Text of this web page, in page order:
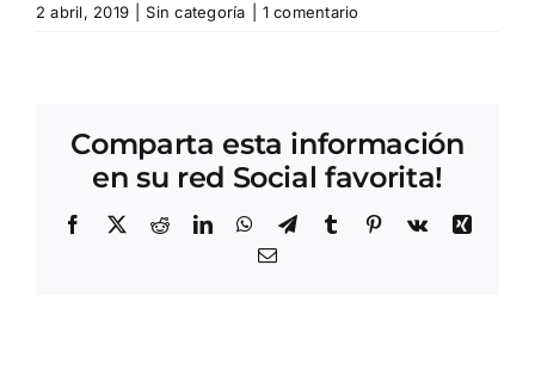
2 abril, 2019 Sin categoría 1 comentario
Comparta esta información
en su red Social favorita!
Facebook
X RedditLinkedInWhatsApp
TelegramTumblr Pinterest
Vk
Xing
Correo